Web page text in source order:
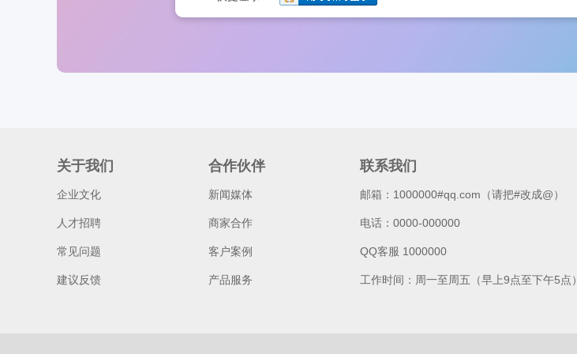
关于我们
企业文化
人才招聘
常见问题
建议反馈
合作伙伴
新闻媒体
商家合作
客户案例
产品服务
联系我们
邮箱：1000000#qq.com（请把#改成@）
电话：0000-000000
QQ客服 1000000
工作时间：周一至周五（早上9点至下午5点）